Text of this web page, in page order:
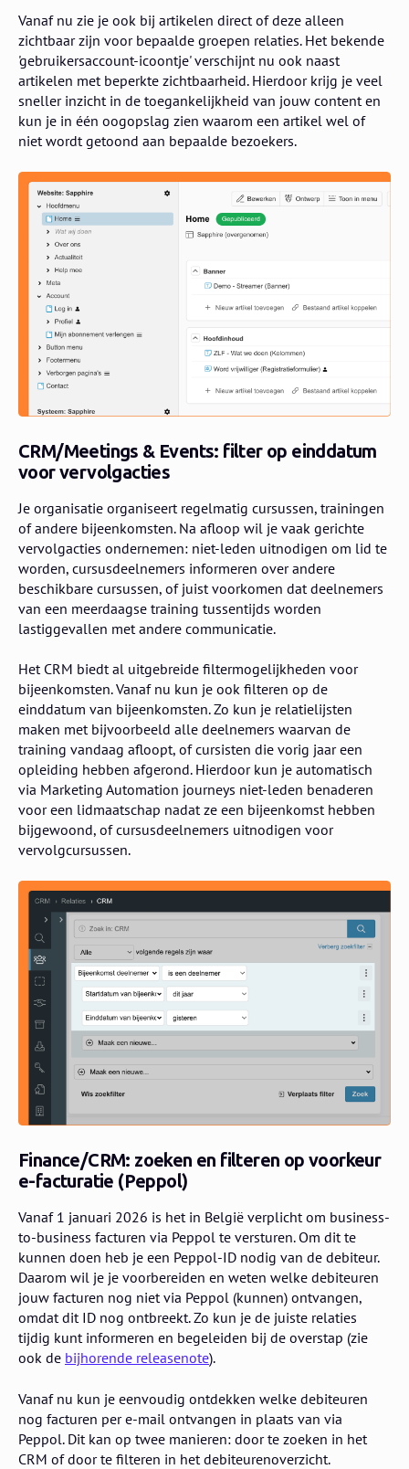
Vanaf nu zie je ook bij artikelen direct of deze alleen
zichtbaar zijn voor bepaalde groepen relaties. Het bekende
'gebruikersaccount-icoontje' verschijnt nu ook naast
artikelen met beperkte zichtbaarheid. Hierdoor krijg je veel
sneller inzicht in de toegankelijkheid van jouw content en
kun je in één oogopslag zien waarom een artikel wel of
niet wordt getoond aan bepaalde bezoekers.
CRM/Meetings & Events: filter op einddatum
voor vervolgacties
Je organisatie organiseert regelmatig cursussen, trainingen
of andere bijeenkomsten. Na afloop wil je vaak gerichte
vervolgacties ondernemen: niet-leden uitnodigen om lid te
worden, cursusdeelnemers informeren over andere
beschikbare cursussen, of juist voorkomen dat deelnemers
van een meerdaagse training tussentijds worden
lastiggevallen met andere communicatie.
Het CRM biedt al uitgebreide filtermogelijkheden voor
bijeenkomsten. Vanaf nu kun je ook filteren op de
einddatum van bijeenkomsten. Zo kun je relatielijsten
maken met bijvoorbeeld alle deelnemers waarvan de
training vandaag afloopt, of cursisten die vorig jaar een
opleiding hebben afgerond. Hierdoor kun je automatisch
via Marketing Automation journeys niet-leden benaderen
voor een lidmaatschap nadat ze een bijeenkomst hebben
bijgewoond, of cursusdeelnemers uitnodigen voor
vervolgcursussen.
Finance/CRM: zoeken en filteren op voorkeur
e-facturatie (Peppol)
Vanaf 1 januari 2026 is het in België verplicht om business-
to-business facturen via Peppol te versturen. Om dit te
kunnen doen heb je een Peppol-ID nodig van de debiteur.
Daarom wil je je voorbereiden en weten welke debiteuren
jouw facturen nog niet via Peppol (kunnen) ontvangen,
omdat dit ID nog ontbreekt. Zo kun je de juiste relaties
tijdig kunt informeren en begeleiden bij de overstap (zie
ook de bijhorende releasenote).
Vanaf nu kun je eenvoudig ontdekken welke debiteuren
nog facturen per e-mail ontvangen in plaats van via
Peppol. Dit kan op twee manieren: door te zoeken in het
CRM of door te filteren in het debiteurenoverzicht.